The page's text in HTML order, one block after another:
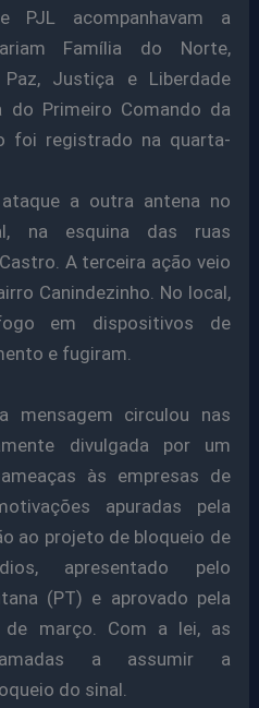
PJL acompanhavam a
Família do Norte,
Justiça e Liberdade
Primeiro Comando da
foi registrado na quarta-
a outra antena no
na esquina das ruas
A terceira ação veio
Canindezinho. No local,
em dispositivos de
e fugiram.
mensagem circulou nas
divulgada por um
às empresas de
apuradas pela
ao projeto de bloqueio de
apresentado pelo
(PT) e aprovado pela
março. Com a lei, as
a assumir a
do sinal.